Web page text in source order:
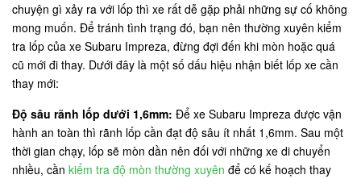
chuyện gì xảy ra với lốp thì xe rất dễ gặp phải những sự cố không
mong muốn. Để tránh tình trạng đó, bạn nên thường xuyên kiểm
tra lốp của xe Subaru Impreza, đừng đợi đến khi mòn hoặc quá
cũ mới đi thay. Dưới đây là một số dấu hiệu nhận biết lốp xe cần
thay mới:
Độ sâu rãnh lốp dưới 1,6mm: Để xe Subaru Impreza được vận
hành an toàn thì rãnh lốp cần đạt độ sâu ít nhất 1,6mm. Sau một
thời gian chạy, lốp sẽ mòn dần nên đối với những xe di chuyển
nhiều, cần kiểm tra độ mòn thường xuyên để có kế hoạch thay